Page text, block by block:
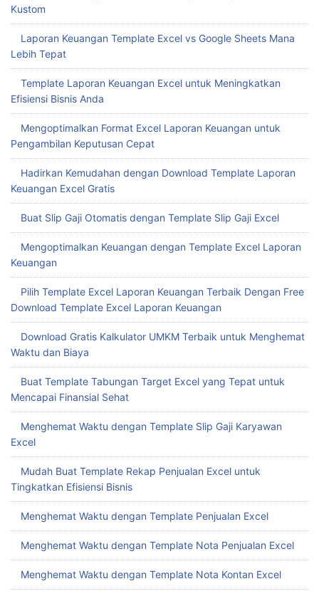
Kustom
Laporan Keuangan Template Excel vs Google Sheets Mana
Lebih Tepat
Template Laporan Keuangan Excel untuk Meningkatkan
Efisiensi Bisnis Anda
Mengoptimalkan Format Excel Laporan Keuangan untuk
Pengambilan Keputusan Cepat
Hadirkan Kemudahan dengan Download Template Laporan
Keuangan Excel Gratis
Buat Slip Gaji Otomatis dengan Template Slip Gaji Excel
Mengoptimalkan Keuangan dengan Template Excel Laporan
Keuangan
Pilih Template Excel Laporan Keuangan Terbaik Dengan Free
Download Template Excel Laporan Keuangan
Download Gratis Kalkulator UMKM Terbaik untuk Menghemat
Waktu dan Biaya
Buat Template Tabungan Target Excel yang Tepat untuk
Mencapai Finansial Sehat
Menghemat Waktu dengan Template Slip Gaji Karyawan
Excel
Mudah Buat Template Rekap Penjualan Excel untuk
Tingkatkan Efisiensi Bisnis
Menghemat Waktu dengan Template Penjualan Excel
Menghemat Waktu dengan Template Nota Penjualan Excel
Menghemat Waktu dengan Template Nota Kontan Excel